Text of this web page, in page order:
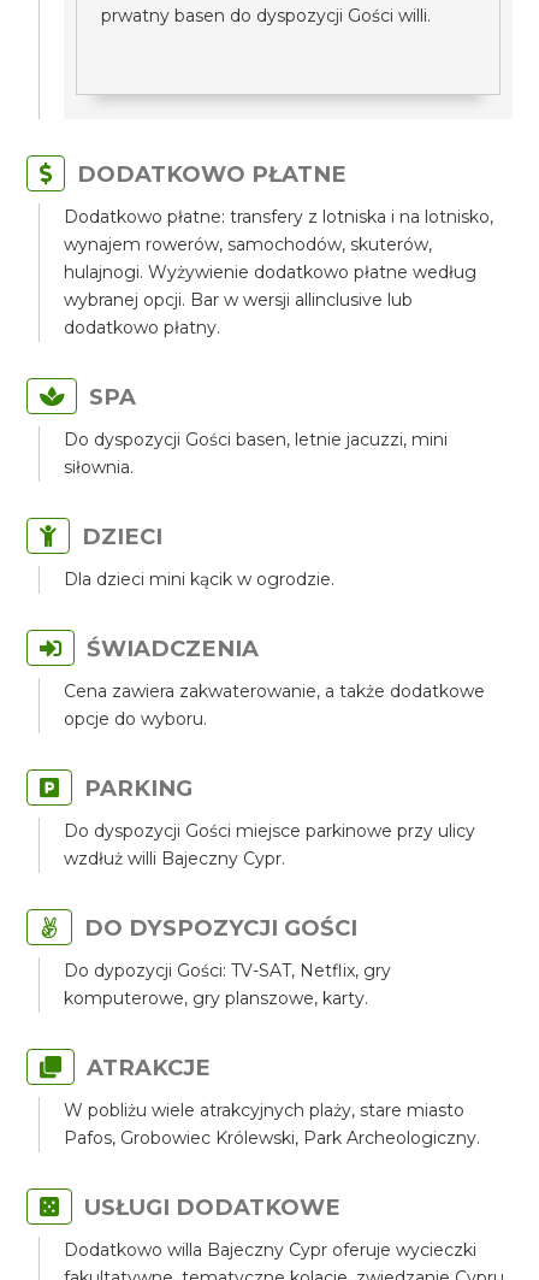
prwatny basen do dyspozycji Gości willi.
DODATKOWO PŁATNE
Dodatkowo płatne: transfery z lotniska i na lotnisko,
wynajem rowerów, samochodów, skuterów,
hulajnogi. Wyżywienie dodatkowo płatne według
wybranej opcji. Bar w wersji allinclusive lub
dodatkowo płatny.
SPA
Do dyspozycji Gości basen, letnie jacuzzi, mini
siłownia.
DZIECI
Dla dzieci mini kącik w ogrodzie.
ŚWIADCZENIA
Cena zawiera zakwaterowanie, a także dodatkowe
opcje do wyboru.
PARKING
Do dyspozycji Gości miejsce parkinowe przy ulicy
wzdłuż willi Bajeczny Cypr.
DO DYSPOZYCJI GOŚCI
Do dypozycji Gości: TV-SAT, Netflix, gry
komputerowe, gry planszowe, karty.
ATRAKCJE
W pobliżu wiele atrakcyjnych plaży, stare miasto
Pafos, Grobowiec Królewski, Park Archeologiczny.
USŁUGI DODATKOWE
Dodatkowo willa Bajeczny Cypr oferuje wycieczki